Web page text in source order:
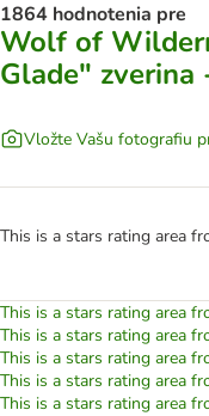
1864 hodnotenia pre
Wolf of
Glade" zverina
Vložte Vašu fotografiu
This is a stars rating area
This is a stars rating area
This is a stars rating area
This is a stars rating area
This is a stars rating area
This is a stars rating area